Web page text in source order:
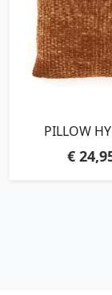
PILLOW
€